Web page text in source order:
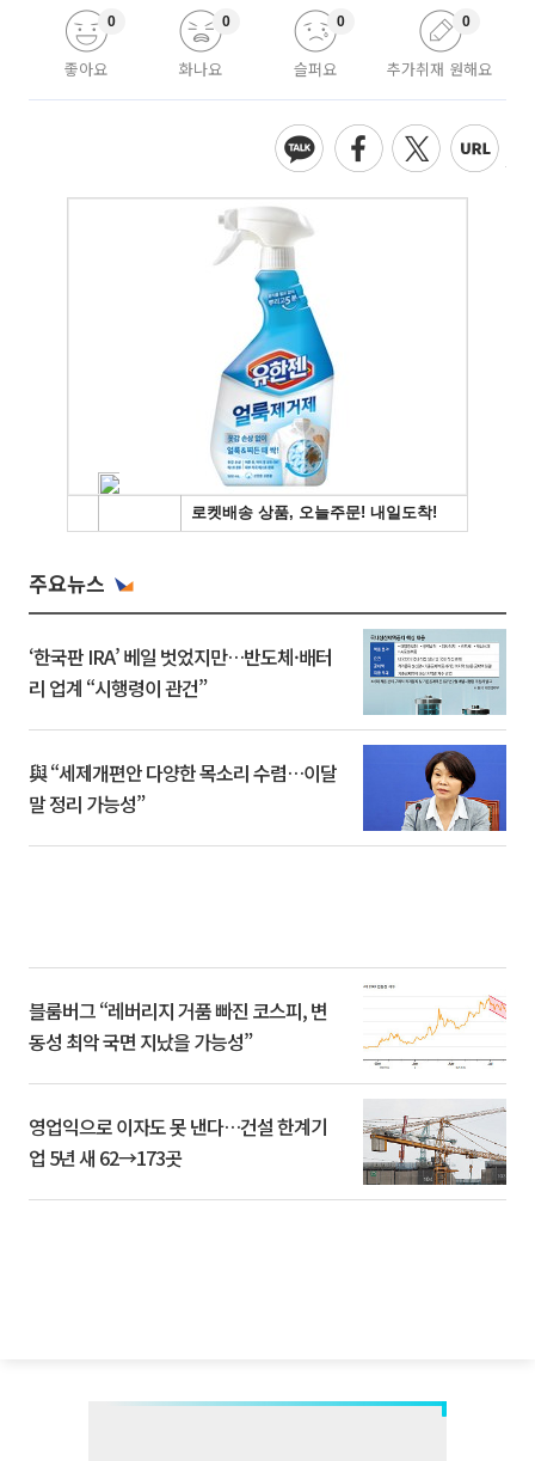
좋아요
0
화나요
0
슬퍼요
0
추가취재 원해요
0
주요뉴스
‘한국판 IRA’ 베일 벗었지만…반도체·배터
리 업계 “시행령이 관건”
與 “세제개편안 다양한 목소리 수렴…이달
말 정리 가능성”
블룸버그 “레버리지 거품 빠진 코스피, 변
동성 최악 국면 지났을 가능성”
영업익으로 이자도 못 낸다…건설 한계기
업 5년 새 62→173곳